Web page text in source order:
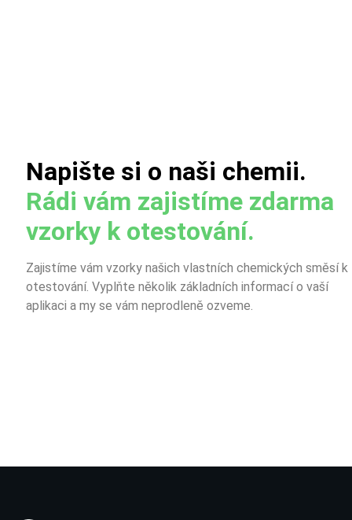
Napište si o naši chemii.
Rádi vám zajistíme zdarma
vzorky k otestování.
Zajistíme vám vzorky našich vlastních chemických směsí k
otestování. Vyplňte několik základních informací o vaší
aplikaci a my se vám neprodleně ozveme.